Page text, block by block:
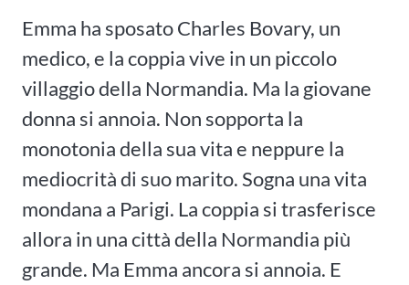
Emma ha sposato Charles Bovary, un
medico, e la coppia vive in un piccolo
villaggio della Normandia. Ma la giovane
donna si annoia. Non sopporta la
monotonia della sua vita e neppure la
mediocrità di suo marito. Sogna una vita
mondana a Parigi. La coppia si trasferisce
allora in una città della Normandia più
grande. Ma Emma ancora si annoia. E